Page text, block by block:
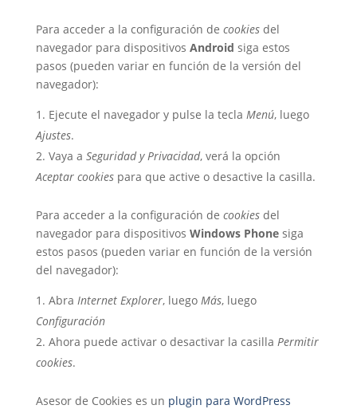
Para acceder a la configuración de cookiesdel
navegador para dispositivos Android siga estos
pasos (pueden variar en función de la versión del
navegador):
Ejecute el navegador y pulse la tecla Menú, luego
Ajustes.
Vaya a Seguridad y Privacidad, verá la opción
Aceptar cookiespara que active o desactive la casilla.
Para acceder a la configuración de cookiesdel
navegador para dispositivos Windows Phonesiga
estos pasos (pueden variar en función de la versión
del navegador):
Abra Internet Explorer, luego Más, luego
Configuración
Ahora puede activar o desactivar la casilla Permitir
cookies.
Asesor de Cookies es un plugin para WordPress